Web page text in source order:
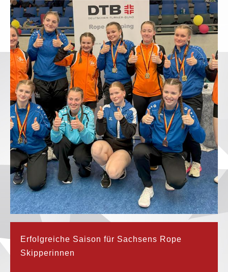
Erfolgreiche Saison für Sachsens Rope
Skipperinnen